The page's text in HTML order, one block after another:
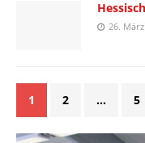
26.
1 2 … 5